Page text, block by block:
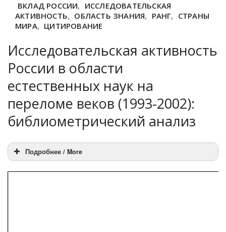
ВКЛАД РОССИИ, ИССЛЕДОВАТЕЛЬСКАЯ
АКТИВНОСТЬ, ОБЛАСТЬ ЗНАНИЯ, РАНГ, СТРАНЫ
МИРА, ЦИТИРОВАНИЕ
Исследовательская активность
России в области
естественных наук на
переломе веков (1993-2002):
библиометрический анализ
Подробнее / More